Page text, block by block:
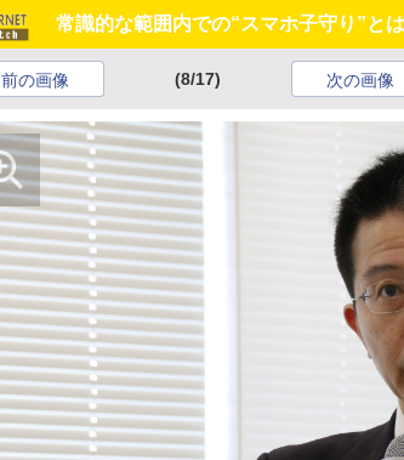
常識的な範囲内での“スマホ子守り”と
前の画像 (8/17) 次の画像